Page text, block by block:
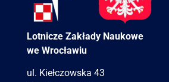
Lotnicze Zakłady Naukowe
we Wrocławiu
ul. Kiełczowska 43